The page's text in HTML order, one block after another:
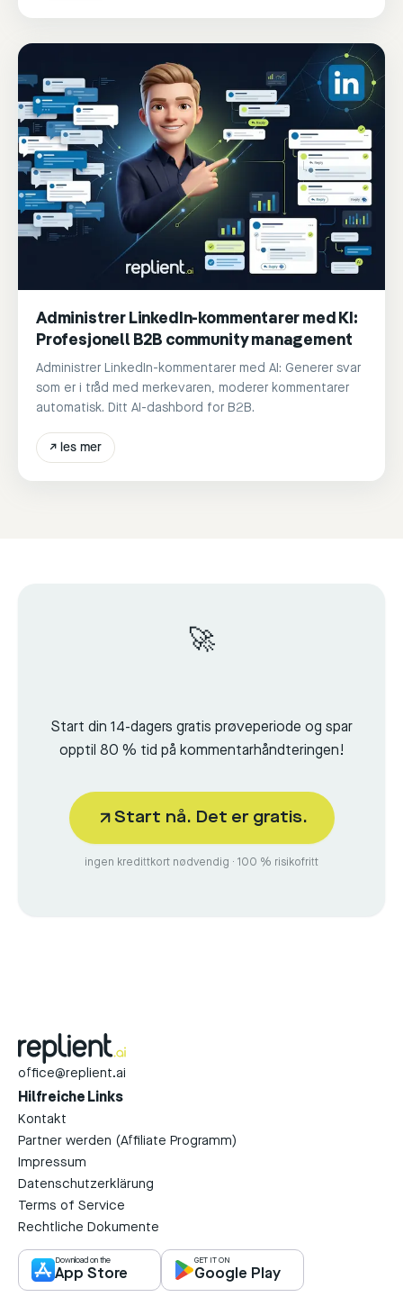
Administrer LinkedIn-kommentarer med KI:
Profesjonell B2B community management
Administrer LinkedIn-kommentarer med AI: Generer svar
som er i tråd med merkevaren, moderer kommentarer
automatisk. Ditt AI-dashbord for B2B.
↗ les mer
🚀
Start din 14-dagers gratis prøveperiode og spar
opptil 80 % tid på kommentarhåndteringen!
Start nå. Det er gratis.
ingen kredittkort nødvendig · 100 % risikofritt
office@replient.ai
Hilfreiche Links
Kontakt
Partner werden (Affiliate Programm)
Impressum
Datenschutzerklärung
Terms of Service
Rechtliche Dokumente
Download on the
App Store
GET IT ON
Google Play